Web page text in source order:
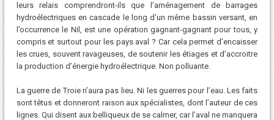
leurs relais comprendront-ils que l’aménagement de barrages
hydroélectriques en cascade le long d’un même bassin versant, en
l’occurrence le Nil, est une opération gagnant-gagnant pour tous, y
compris et surtout pour les pays aval ? Car cela permet d’encaisser
les crues, souvent ravageuses, de soutenir les étiages et d’accroitre
la production d’énergie hydroélectrique. Non polluante.
La guerre de Troie n’aura pas lieu. Ni les guerres pour l’eau. Les faits
sont têtus et donneront raison aux spécialistes, dont l’auteur de ces
lignes. Qui disent aux belliqueux de se calmer, car l’aval ne manquera